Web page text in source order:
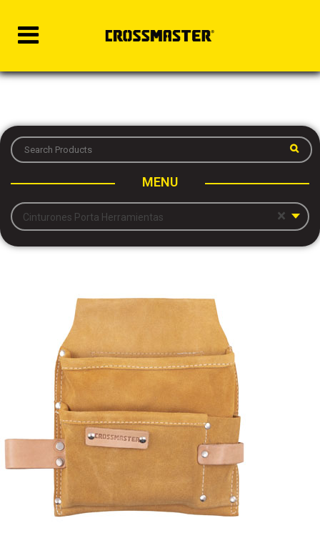
MENU
×
Cinturones Porta Herramientas